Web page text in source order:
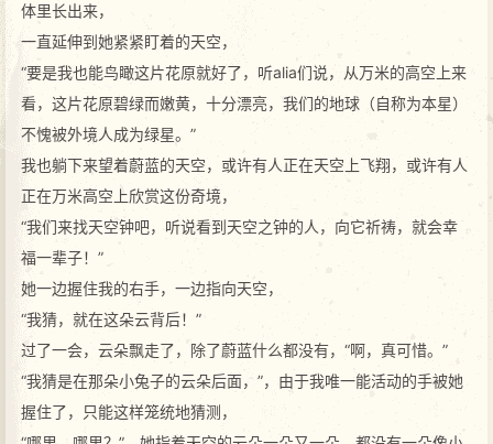
体里长出来，
一直延伸到她紧紧盯着的天空，
“要是我也能鸟瞰这片花原就好了，听alia们说，从万米的高空上来
看，这片花原碧绿而嫩黄，十分漂亮，我们的地球（自称为本星）
不愧被外境人成为绿星。”
我也躺下来望着蔚蓝的天空，或许有人正在天空上飞翔，或许有人
正在万米高空上欣赏这份奇境，
“我们来找天空钟吧，听说看到天空之钟的人，向它祈祷，就会幸
福一辈子！”
她一边握住我的右手，一边指向天空，
“我猜，就在这朵云背后！”
过了一会，云朵飘走了，除了蔚蓝什么都没有，“啊，真可惜。”
“我猜是在那朵小兔子的云朵后面，”，由于我唯一能活动的手被她
握住了，只能这样笼统地猜测，